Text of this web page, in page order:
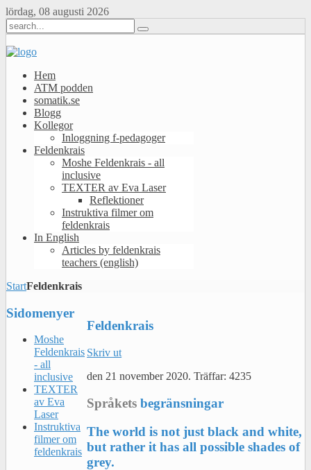
lördag, 08 augusti 2026
Hem
ATM podden
somatik.se
Blogg
Kollegor
Inloggning f-pedagoger
Feldenkrais
Moshe Feldenkrais - all
inclusive
TEXTER av Eva Laser
Reflektioner
Instruktiva filmer om
feldenkrais
In English
Articles by feldenkrais
teachers (english)
StartFeldenkrais
Feldenkrais
Skriv ut
den 21 november 2020.Träffar: 4235
Språkets begränsningar
The world is not just black and white,
but rather it has all possible shades of
grey.
Sidomenyer
Moshe
Feldenkrais
- all
inclusive
TEXTER
av Eva
Laser
Instruktiva
filmer om
feldenkrais